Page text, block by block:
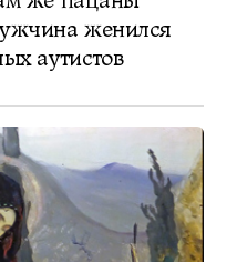
женился
аутистов